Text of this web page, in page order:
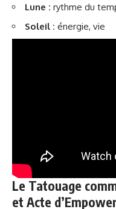
Lune : rythme du
Soleil : énergie, vie
Le Tatouage
et Acte